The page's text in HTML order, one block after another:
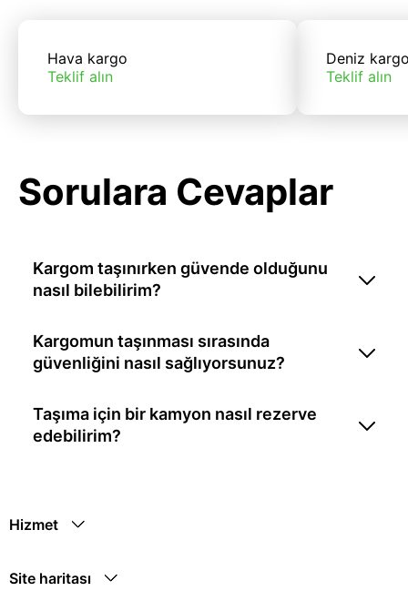
Hava kargo
Teklif alın
Deniz
Teklif alın
Sorulara Cevaplar
Kargom taşınırken güvende olduğunu
nasıl bilebilirim?
Kargomun taşınması sırasında
güvenliğini nasıl sağlıyorsunuz?
Taşıma için bir kamyon nasıl rezerve
edebilirim?
Hizmet
Site haritası